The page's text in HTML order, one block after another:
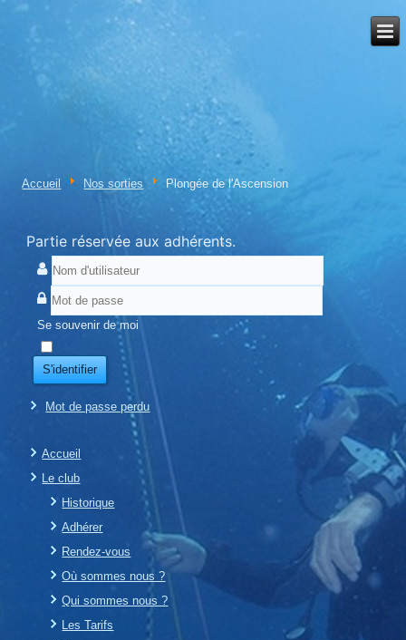
Accueil Nos sorties Plongée de l'Ascension
Partie réservée aux adhérents.
Se souvenir de moi
S'identifier
Mot de passe perdu
Accueil
Le club
Historique
Adhérer
Rendez-vous
Où sommes nous ?
Qui sommes nous ?
Les Tarifs